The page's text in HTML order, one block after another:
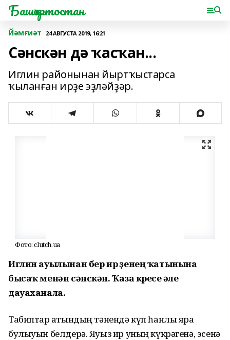
Башҡортостан
Йәмғиәт 24 АВГУСТА 2019, 16:21
Сәнскән дә ҡасҡан...
Иглин районынан йыртҡыстарса
ҡыланған ирҙе эҙләйҙәр.
Фото: clutch.ua
Иглин ауылынан бер ир үҙенең ҡатынына
бысаҡ менән сәнскән. Ҡаза күреүсе әле
дауаханала.
Табиптар ҡатындың тәнендә күп һанлы яра
булыуын белдерә. Яуыз ир уның күкрәгенә, эсенә